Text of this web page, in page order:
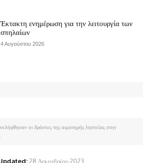
Έκτακτη ενημέρωση για την λειτουργία των
σπηλαίων
4 Αυγούστου 2026